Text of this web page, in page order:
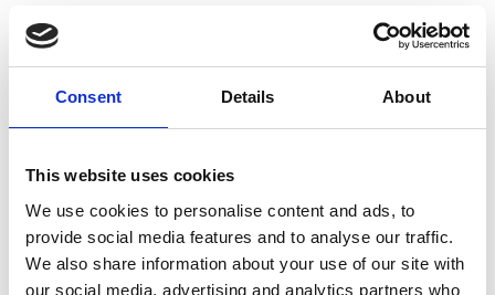
Consent Details About
This website uses cookies
We use cookies to personalise content and ads, to
provide social media features and to analyse our traffic.
We also share information about your use of our site with
our social media, advertising and analytics partners who
Domein Buitendijks
En dan zijn kersen niet eens het enige lokale